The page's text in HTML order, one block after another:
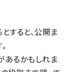
すると、公開ま
あるかもしれま